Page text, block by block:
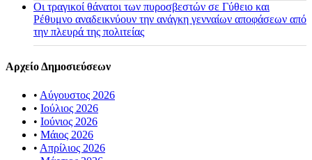
Οι τραγικοί θάνατοι των πυροσβεστών σε Γύθειο και
Ρέθυμνο αναδεικνύουν την ανάγκη γενναίων αποφάσεων από
την πλευρά της πολιτείας
Αρχείο Δημοσιεύσεων
• Αύγουστος 2026
• Ιούλιος 2026
• Ιούνιος 2026
• Μάιος 2026
• Απρίλιος 2026